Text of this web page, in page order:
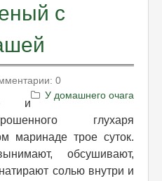
с
0
У домашнего очага
и
глухаря
маринаде трое суток.
обсушивают,
солью внутри и